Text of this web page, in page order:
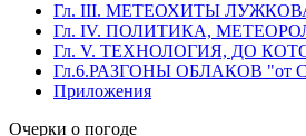
Гл. III. МЕТЕОХИТЫ
Гл. IV. ПОЛИТИКА,
Гл. V. ТЕХНОЛОГИЯ, ДО
Гл.6.РАЗГОНЫ ОБЛАКОВ "от
Приложения
Очерки о погоде